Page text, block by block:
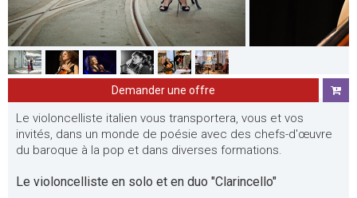
Demander une offre
Le violoncelliste italien vous transportera, vous et vos
invités, dans un monde de poésie avec des chefs-d'œuvre
du baroque à la pop et dans diverses formations.
Le violoncelliste en solo et en duo "Clarincello"